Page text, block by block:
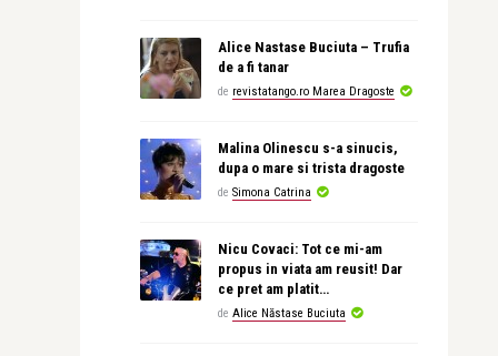
Alice Nastase Buciuta – Trufia
de a fi tanar
de revistatango.ro Marea Dragoste
Malina Olinescu s-a sinucis,
dupa o mare si trista dragoste
de Simona Catrina
Nicu Covaci: Tot ce mi-am
propus in viata am reusit! Dar
ce pret am platit…
de Alice Năstase Buciuta